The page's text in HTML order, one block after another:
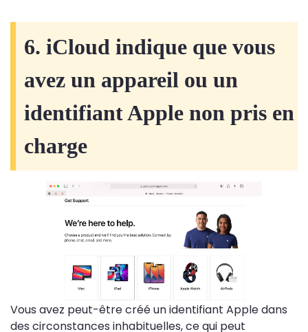
6. iCloud indique que vous
avez un appareil ou un
identifiant Apple non pris en
charge
Vous avez peut-être créé un identifiant Apple dans
des circonstances inhabituelles, ce qui peut